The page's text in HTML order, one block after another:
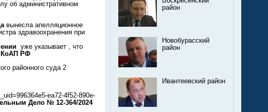
об административном
вынесла апелляционное
здравоохранения при
уже указывает , что
КоАП РФ
районного суда 2
ea72-4f52-890e-
Дело № 12-364/2024
район
Новобурасский
район
Ивантеевский район